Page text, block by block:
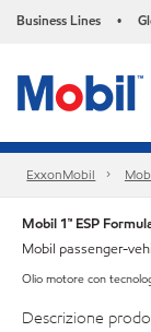
Business Lines •
ExxonMobil
Mobil 1™ ESP
Mobil passenger-
Olio motore con
Descrizione